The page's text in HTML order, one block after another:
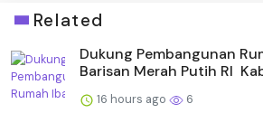
Related
Dukung Pembangunan
Barisan Merah Putih RI
16 hours ago 6